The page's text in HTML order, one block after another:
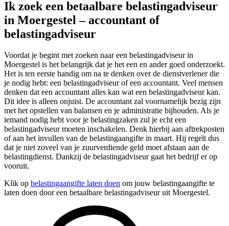
Ik zoek een betaalbare belastingadviseur
in Moergestel – accountant of
belastingadviseur
Voordat je begint met zoeken naar een belastingadviseur in
Moergestel is het belangrijk dat je het een en ander goed onderzoekt.
Het is ten eerste handig om na te denken over de dienstverlener die
je nodig hebt: een belastingadviseur of een accountant. Veel mensen
denken dat een accountant alles kan wat een belastingadviseur kan.
Dit idee is alleen onjuist. De accountant zal voornamelijk bezig zijn
met het opstellen van balansen en je administratie bijhouden. Als je
iemand nodig hebt voor je belastingzaken zul je echt een
belastingadviseur moeten inschakelen. Denk hierbij aan aftrekposten
of aan het invullen van de belastingaangifte in maart. Hij regelt dus
dat je niet zoveel van je zuurverdiende geld moet afstaan aan de
belastingdienst. Dankzij de belastingadviseur gaat het bedrijf er op
vooruit.
Klik op belastingaangifte laten doen om jouw belastingaangifte te
laten doen door een betaalbare belastingadviseur uit Moergestel.